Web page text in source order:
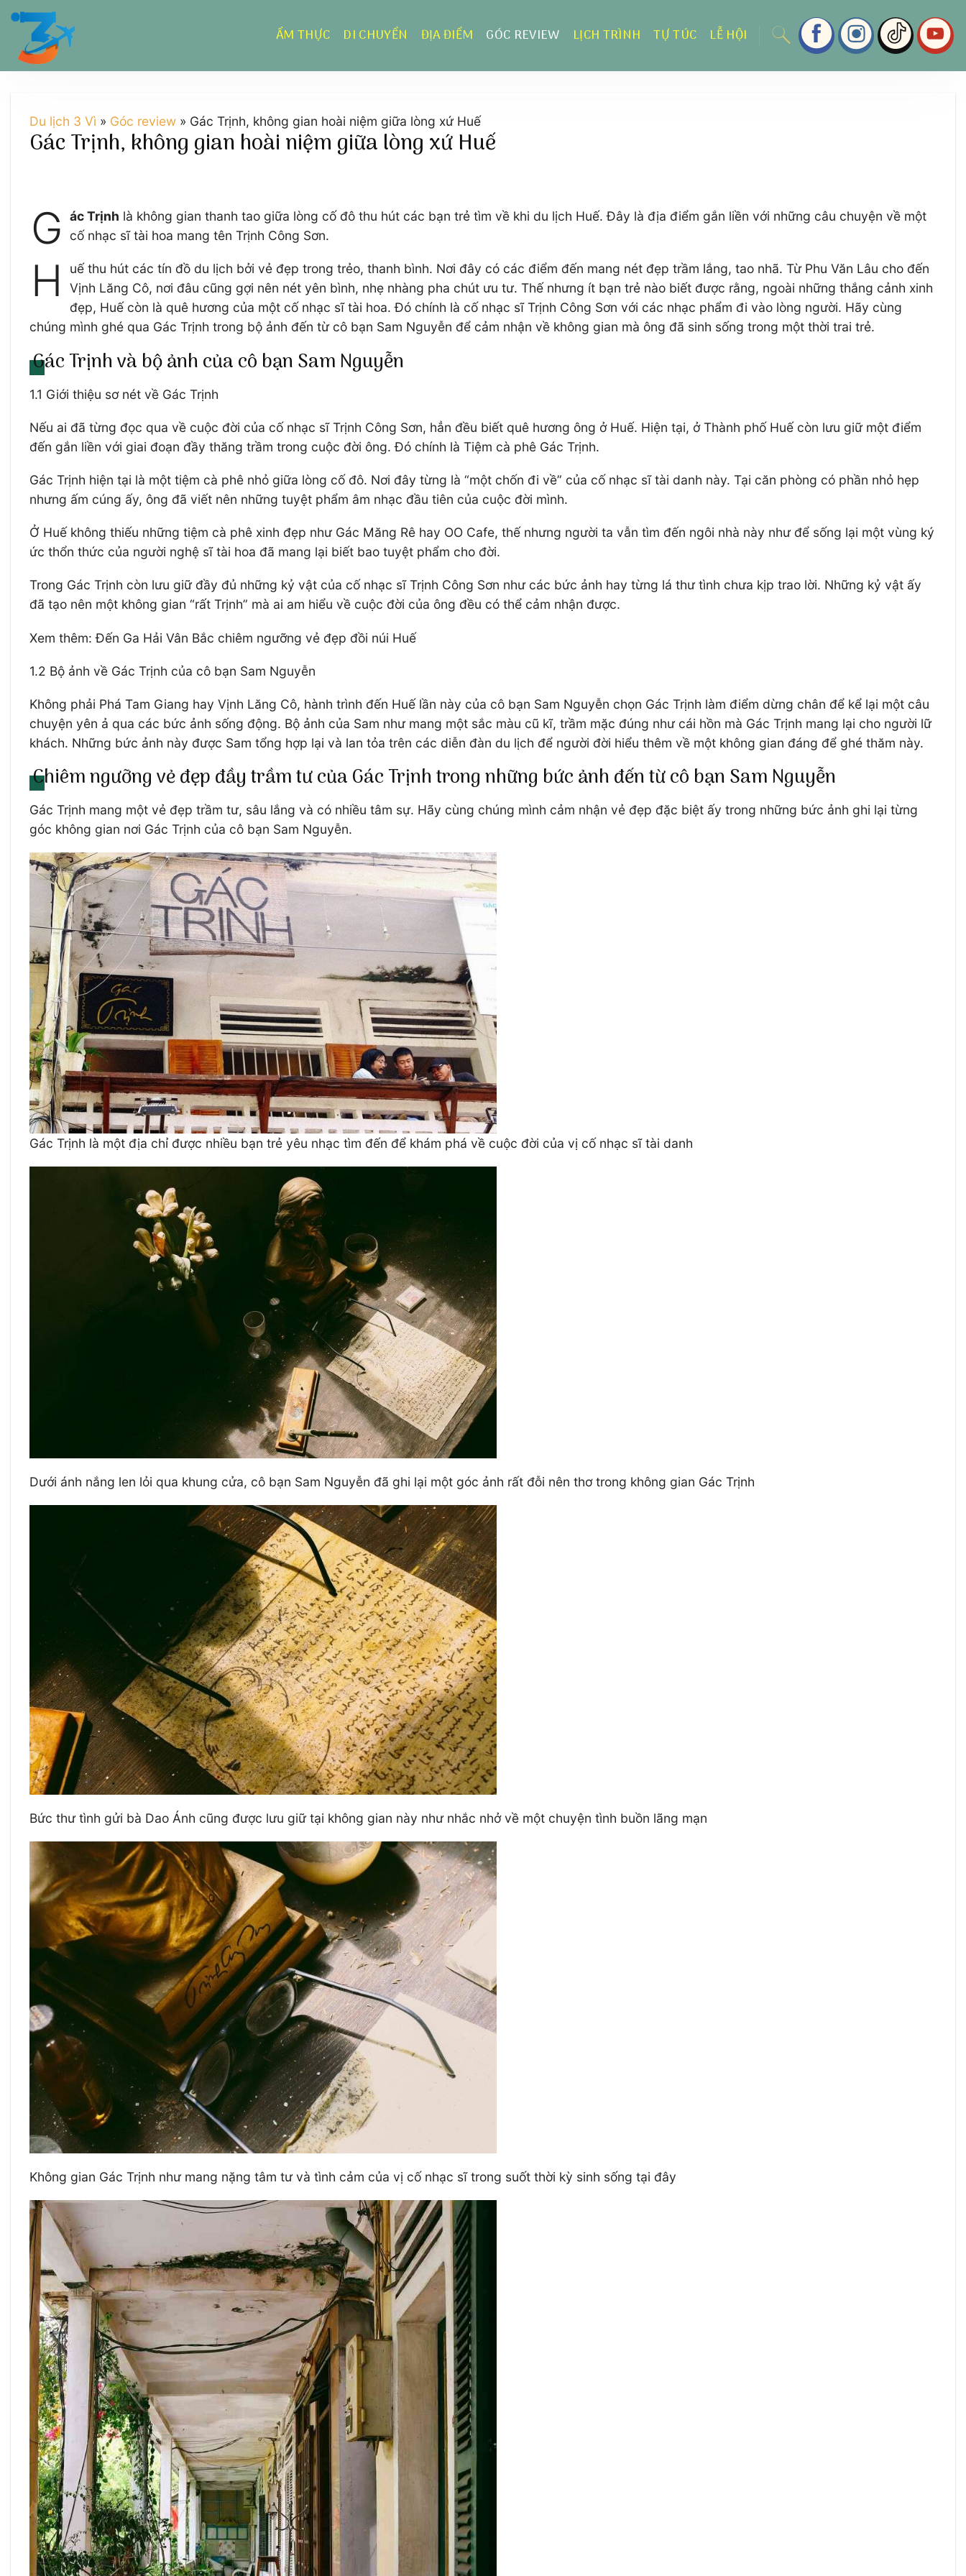
Chuyển
dung
ẨM THỰC DI CHUYỂN ĐỊA ĐIỂM GÓC REVIEW LỊCH TRÌNH TỰ TÚC LỄ HỘI
Du lịch 3 Vì » Góc review » Gác Trịnh, không gian hoài niệm giữa lòng xứ Huế
Gác Trịnh, không gian hoài niệm giữa lòng xứ Huế
G ác Trịnh là không gian thanh tao giữa lòng cố đô thu hút các bạn trẻ tìm về khi du lịch Huế. Đây là địa điểm gắn liền với những câu chuyện về một
cố nhạc sĩ tài hoa mang tên Trịnh Công Sơn.
H
uế thu hút các tín đồ du lịch bởi vẻ đẹp trong trẻo, thanh bình. Nơi đây có các điểm đến mang nét đẹp trầm lắng, tao nhã. Từ Phu Văn Lâu cho đến
Vịnh Lăng Cô, nơi đâu cũng gợi nên nét yên bình, nhẹ nhàng pha chút ưu tư. Thế nhưng ít bạn trẻ nào biết được rằng, ngoài những thắng cảnh xinh
đẹp, Huế còn là quê hương của một cố nhạc sĩ tài hoa. Đó chính là cố nhạc sĩ Trịnh Công Sơn với các nhạc phẩm đi vào lòng người. Hãy cùng
chúng mình ghé qua Gác Trịnh trong bộ ảnh đến từ cô bạn Sam Nguyễn để cảm nhận về không gian mà ông đã sinh sống trong một thời trai trẻ.
Gác Trịnh và bộ ảnh của cô bạn Sam Nguyễn
1.1 Giới thiệu sơ nét về Gác Trịnh
Nếu ai đã từng đọc qua về cuộc đời của cố nhạc sĩ Trịnh Công Sơn, hẳn đều biết quê hương ông ở Huế. Hiện tại, ở Thành phố Huế còn lưu giữ một điểm
đến gắn liền với giai đoạn đầy thăng trầm trong cuộc đời ông. Đó chính là Tiệm cà phê Gác Trịnh.
Gác Trịnh hiện tại là một tiệm cà phê nhỏ giữa lòng cố đô. Nơi đây từng là “một chốn đi về” của cố nhạc sĩ tài danh này. Tại căn phòng có phần nhỏ hẹp
nhưng ấm cúng ấy, ông đã viết nên những tuyệt phẩm âm nhạc đầu tiên của cuộc đời mình.
Ở Huế không thiếu những tiệm cà phê xinh đẹp như Gác Măng Rê hay OO Cafe, thế nhưng người ta vẫn tìm đến ngôi nhà này như để sống lại một vùng ký
ức thổn thức của người nghệ sĩ tài hoa đã mang lại biết bao tuyệt phẩm cho đời.
Trong Gác Trịnh còn lưu giữ đầy đủ những kỷ vật của cố nhạc sĩ Trịnh Công Sơn như các bức ảnh hay từng lá thư tình chưa kịp trao lời. Những kỷ vật ấy
đã tạo nên một không gian “rất Trịnh” mà ai am hiểu về cuộc đời của ông đều có thể cảm nhận được.
Xem thêm: Đến Ga Hải Vân Bắc chiêm ngưỡng vẻ đẹp đồi núi Huế
1.2 Bộ ảnh về Gác Trịnh của cô bạn Sam Nguyễn
Không phải Phá Tam Giang hay Vịnh Lăng Cô, hành trình đến Huế lần này của cô bạn Sam Nguyễn chọn Gác Trịnh làm điểm dừng chân để kể lại một câu
chuyện yên ả qua các bức ảnh sống động. Bộ ảnh của Sam như mang một sắc màu cũ kĩ, trầm mặc đúng như cái hồn mà Gác Trịnh mang lại cho người lữ
khách. Những bức ảnh này được Sam tổng hợp lại và lan tỏa trên các diễn đàn du lịch để người đời hiểu thêm về một không gian đáng để ghé thăm này.
Chiêm ngưỡng vẻ đẹp đầy trầm tư của Gác Trịnh trong những bức ảnh đến từ cô bạn Sam Nguyễn
Gác Trịnh mang một vẻ đẹp trầm tư, sâu lắng và có nhiều tâm sự. Hãy cùng chúng mình cảm nhận vẻ đẹp đặc biệt ấy trong những bức ảnh ghi lại từng
góc không gian nơi Gác Trịnh của cô bạn Sam Nguyễn.
Gác Trịnh là một địa chỉ được nhiều bạn trẻ yêu nhạc tìm đến để khám phá về cuộc đời của vị cố nhạc sĩ tài danh
Dưới ánh nắng len lỏi qua khung cửa, cô bạn Sam Nguyễn đã ghi lại một góc ảnh rất đỗi nên thơ trong không gian Gác Trịnh
Bức thư tình gửi bà Dao Ánh cũng được lưu giữ tại không gian này như nhắc nhở về một chuyện tình buồn lãng mạn
Không gian Gác Trịnh như mang nặng tâm tư và tình cảm của vị cố nhạc sĩ trong suốt thời kỳ sinh sống tại đây